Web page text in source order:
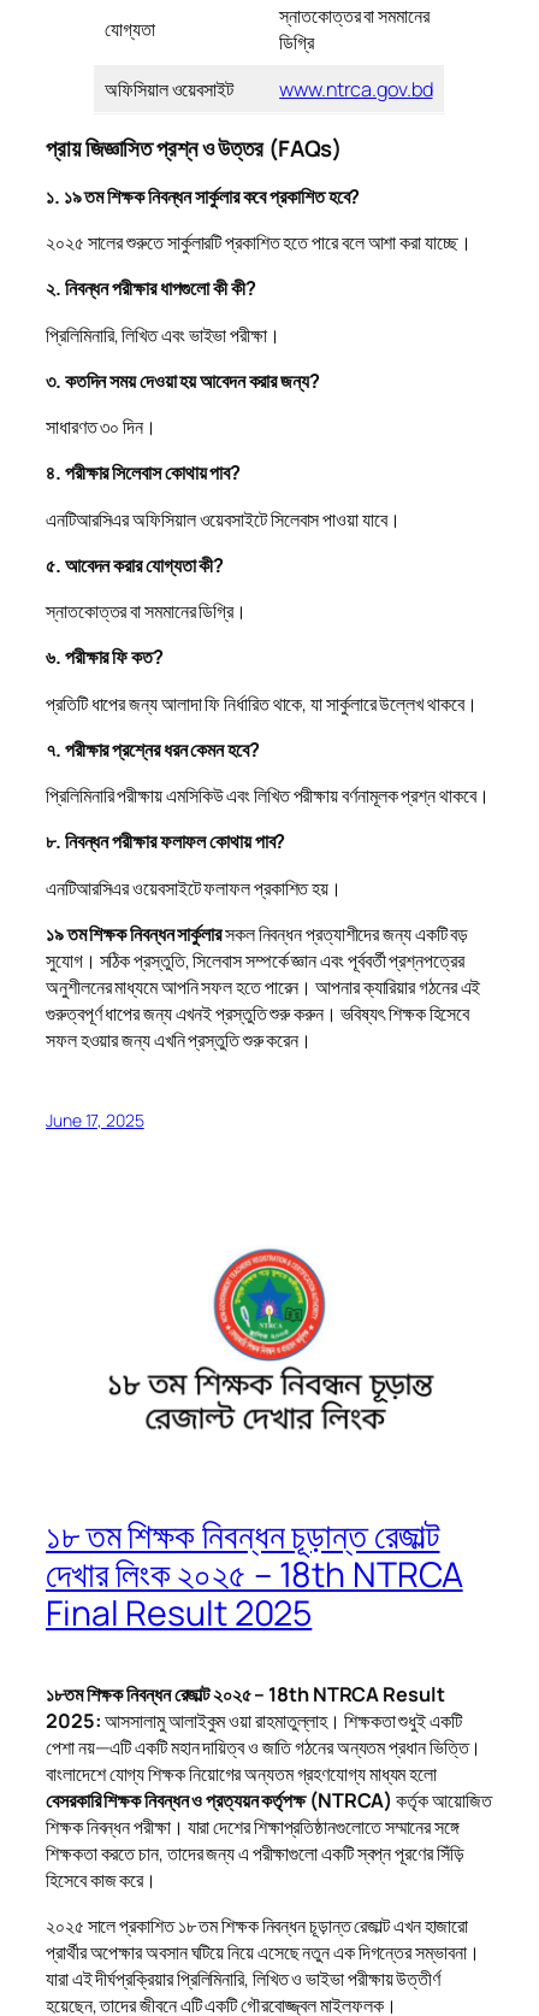
যোগ্যতা
স্নাতকোত্তর বা সমমানের
ডিগ্রি
অফিসিয়াল ওয়েবসাইট
www.ntrca.gov.bd
প্রায় জিজ্ঞাসিত প্রশ্ন ও উত্তর (FAQs)
১. ১৯ তম শিক্ষক নিবন্ধন সার্কুলার কবে প্রকাশিত হবে?
২০২৫ সালের শুরুতে সার্কুলারটি প্রকাশিত হতে পারে বলে আশা করা যাচ্ছে।
২. নিবন্ধন পরীক্ষার ধাপগুলো কী কী?
প্রিলিমিনারি, লিখিত এবং ভাইভা পরীক্ষা।
৩. কতদিন সময় দেওয়া হয় আবেদন করার জন্য?
সাধারণত ৩০ দিন।
৪. পরীক্ষার সিলেবাস কোথায় পাব?
এনটিআরসিএর অফিসিয়াল ওয়েবসাইটে সিলেবাস পাওয়া যাবে।
৫. আবেদন করার যোগ্যতা কী?
স্নাতকোত্তর বা সমমানের ডিগ্রি।
৬. পরীক্ষার ফি কত?
প্রতিটি ধাপের জন্য আলাদা ফি নির্ধারিত থাকে, যা সার্কুলারে উল্লেখ থাকবে।
৭. পরীক্ষার প্রশ্নের ধরন কেমন হবে?
প্রিলিমিনারি পরীক্ষায় এমসিকিউ এবং লিখিত পরীক্ষায় বর্ণনামূলক প্রশ্ন থাকবে।
৮. নিবন্ধন পরীক্ষার ফলাফল কোথায় পাব?
এনটিআরসিএর ওয়েবসাইটে ফলাফল প্রকাশিত হয়।
১৯ তম শিক্ষক নিবন্ধন সার্কুলারসকল নিবন্ধন প্রত্যাশীদের জন্য একটি বড়
সুযোগ। সঠিক প্রস্তুতি, সিলেবাস সম্পর্কে জ্ঞান এবং পূর্ববর্তী প্রশ্নপত্রের
অনুশীলনের মাধ্যমে আপনি সফল হতে পারেন। আপনার ক্যারিয়ার গঠনের এই
গুরুত্বপূর্ণ ধাপের জন্য এখনই প্রস্তুতি শুরু করুন। ভবিষ্যৎ শিক্ষক হিসেবে
সফল হওয়ার জন্য এখনি প্রস্তুতি শুরু করেন।
June 17, 2025
১৮ তম শিক্ষক নিবন্ধন চূড়ান্ত রেজাল্ট
দেখার লিংক ২০২৫ – 18th NTRCA
Final Result 2025
১৮তম শিক্ষক নিবন্ধন রেজাল্ট ২০২৫ – 18th NTRCA Result
2025:আসসালামু আলাইকুম ওয়া রাহমাতুল্লাহ। শিক্ষকতা শুধুই একটি
পেশা নয়—এটি একটি মহান দায়িত্ব ও জাতি গঠনের অন্যতম প্রধান ভিত্তি।
বাংলাদেশে যোগ্য শিক্ষক নিয়োগের অন্যতম গ্রহণযোগ্য মাধ্যম হলো
বেসরকারি শিক্ষক নিবন্ধন ও প্রত্যয়ন কর্তৃপক্ষ (NTRCA) কর্তৃক আয়োজিত
শিক্ষক নিবন্ধন পরীক্ষা। যারা দেশের শিক্ষাপ্রতিষ্ঠানগুলোতে সম্মানের সঙ্গে
শিক্ষকতা করতে চান, তাদের জন্য এ পরীক্ষাগুলো একটি স্বপ্ন পূরণের সিঁড়ি
হিসেবে কাজ করে।
২০২৫ সালে প্রকাশিত ১৮ তম শিক্ষক নিবন্ধন চূড়ান্ত রেজাল্ট এখন হাজারো
প্রার্থীর অপেক্ষার অবসান ঘটিয়ে নিয়ে এসেছে নতুন এক দিগন্তের সম্ভাবনা।
যারা এই দীর্ঘপ্রক্রিয়ার প্রিলিমিনারি, লিখিত ও ভাইভা পরীক্ষায় উত্তীর্ণ
হয়েছেন, তাদের জীবনে এটি একটি গৌরবোজ্জ্বল মাইলফলক।